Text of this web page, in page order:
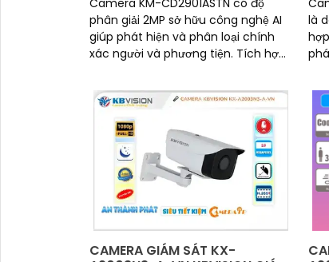
Camera KM-CD2901ASTN có độ
phân giải 2MP sở hữu công nghệ AI
giúp phát hiện và phân loại chính
xác người và phương tiện. Tích hợp
nhớ Micro SD 256GB và đạt chuẩn
IP67, IK10, đảm bảo hoạt động bền bỉ
trong mọi điều kiện môi trường
là
CAMERA GIÁM SÁT KX-